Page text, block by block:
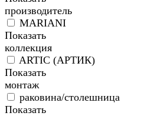
производитель
MARIANI
Показать
коллекция
ARTIC (АРТИК)
Показать
монтаж
раковина/столешница
Показать